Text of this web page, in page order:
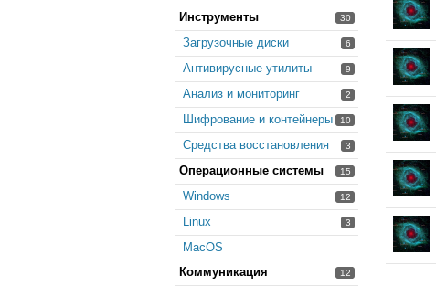
30
Инструменты
6
Загрузочные диски
9
Антивирусные утилиты
2
Анализ и мониторинг
10
Шифрование и контейнеры
3
Средства восстановления
15
Операционные системы
12
Windows
3
Linux
MacOS
12
Коммуникация